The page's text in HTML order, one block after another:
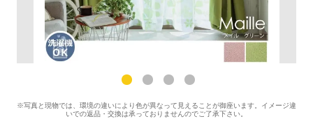
※写真と現物では、環境の違いにより色が異なって見えることが御座います。イメージ違
いでの返品・交換は承っておりませんのでご了承下さい。